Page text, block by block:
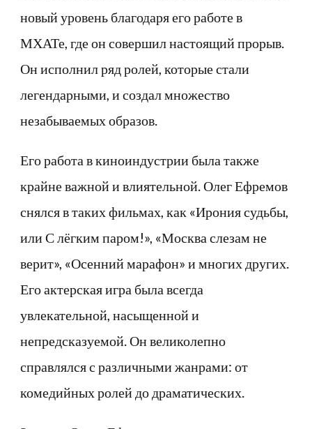
новый уровень благодаря его работе в
МХАТе, где он совершил настоящий прорыв.
Он исполнил ряд ролей, которые стали
легендарными, и создал множество
незабываемых образов.
Его работа в киноиндустрии была также
крайне важной и влиятельной. Олег Ефремов
снялся в таких фильмах, как «Ирония судьбы,
или С лёгким паром!», «Москва слезам не
верит», «Осенний марафон» и многих других.
Его актерская игра была всегда
увлекательной, насыщенной и
непредсказуемой. Он великолепно
справлялся с различными жанрами: от
комедийных ролей до драматических.